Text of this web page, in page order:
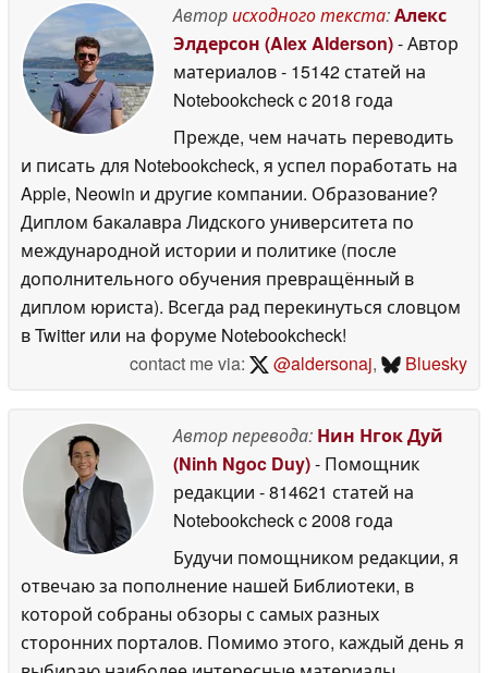
Авторисходного текста:Алекс
Элдерсон (Alex Alderson)- Автор
материалов- 15142 статей на
Notebookcheckc 2018 года
Прежде, чем начать переводить
и писать для Notebookcheck, я успел поработать на
Apple, Neowin и другие компании. Образование?
Диплом бакалавра Лидского университета по
международной истории и политике (после
дополнительного обучения превращённый в
диплом юриста). Всегда рад перекинуться словцом
в Twitter или на форуме Notebookcheck!
contact me via:
@aldersonaj, Bluesky
Автор перевода: Нин Нгок Дуй
(Ninh Ngoc Duy)- Помощник
редакции - 814621 статей на
Notebookcheckc 2008 года
Будучи помощником редакции, я
отвечаю за пополнение нашей Библиотеки, в
которой собраны обзоры с самых разных
сторонних порталов. Помимо этого, каждый день я